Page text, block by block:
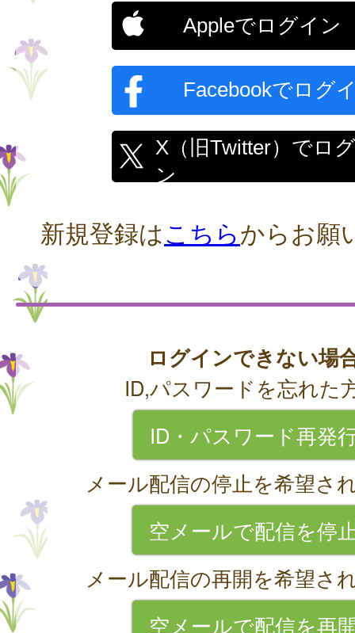
Appleでログイン
Facebookでログ
X（旧Twitter）でロ
ン
新規登録はこちらからお願
ログインできない場
ID,パスワードを忘れた
ID・パスワード再発
メール配信の停止を希望さ
空メールで配信を停
メール配信の再開を希望さ
空メールで配信を再